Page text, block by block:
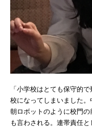
「小学校はとても保守的
校になってしまいました
朝ロボットのように校門
も言わされる。連帯責任